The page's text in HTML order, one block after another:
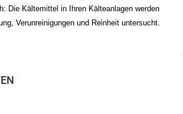
Die Kältemittel in Ihren Kälteanlagen werden
Verunreinigungen und Reinheit untersucht.